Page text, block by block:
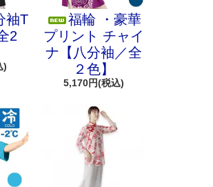
袖T
2
)
福輪 ・豪華
プリント チャイ
ナ【八分袖／全
２色】
5,170円(税込)